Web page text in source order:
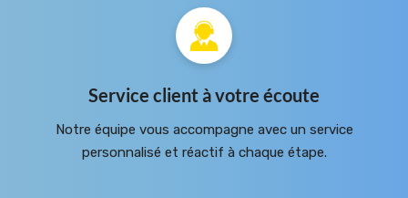
Service client à votre écoute
Notre équipe vous accompagne avec un service
personnalisé et réactif à chaque étape.